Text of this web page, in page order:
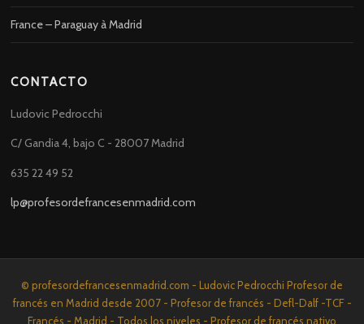
France – Paraguay à Madrid
CONTACTO
Ludovic Pedrocchi
C/ Gandia 4, bajo C - 28007 Madrid
635 22 49 52
lp@profesordefrancesenmadrid.com
© profesordefrancesenmadrid.com - Ludovic Pedrocchi Profesor de
francés en Madrid desde 2007 - Profesor de francés - Defl-Dalf -TCF -
Francés - Madrid - Todos los niveles - Profesor de francés nativo